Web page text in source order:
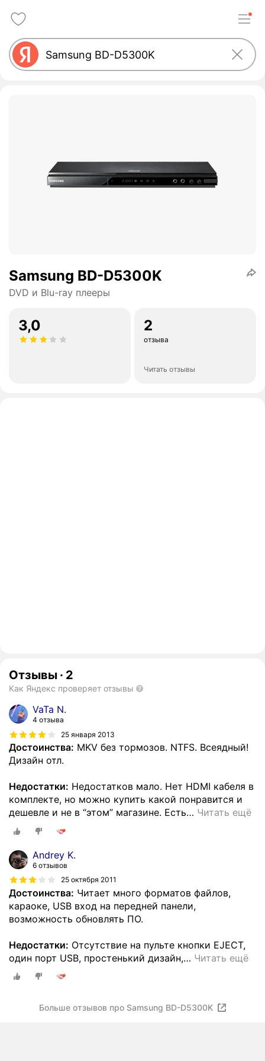
Samsung BD-D5300K
DVD и Blu-ray плееры
3,0 2
отзыва
Читать отзывы
Отзывы · 2
Как Яндекс проверяет отзывы
VaTa N.
4 отзыва
25 января 2013
Достоинства: MKV без тормозов. NTFS. Всеядный!
Дизайн отл.
Недостатки: Недостатков мало. Нет HDMI кабеля в
комплекте, но можно купить какой понравится и
дешевле и не в “этом” магазине. Есть… Читать ещё
Andrey K.
6 отзывов
25 октября 2011
Достоинства: Читает много форматов файлов,
караоке, USB вход на передней панели,
возможность обновлять ПО.
Недостатки: Отсутствие на пульте кнопки EJECT,
один порт USB, простенький дизайн,… Читать ещё
Больше отзывов про Samsung BD-D5300K